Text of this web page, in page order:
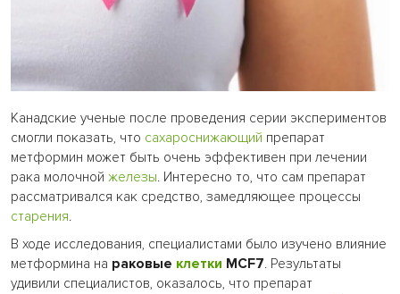
Канадские ученые после проведения серии экспериментов
смогли показать, что сахароснижающий препарат
метформин может быть очень эффективен при лечении
рака молочной железы. Интересно то, что сам препарат
рассматривался как средство, замедляющее процессы
старения.
В ходе исследования, специалистами было изучено влияние
метформина на раковые клетки MCF7. Результаты
удивили специалистов, оказалось, что препарат